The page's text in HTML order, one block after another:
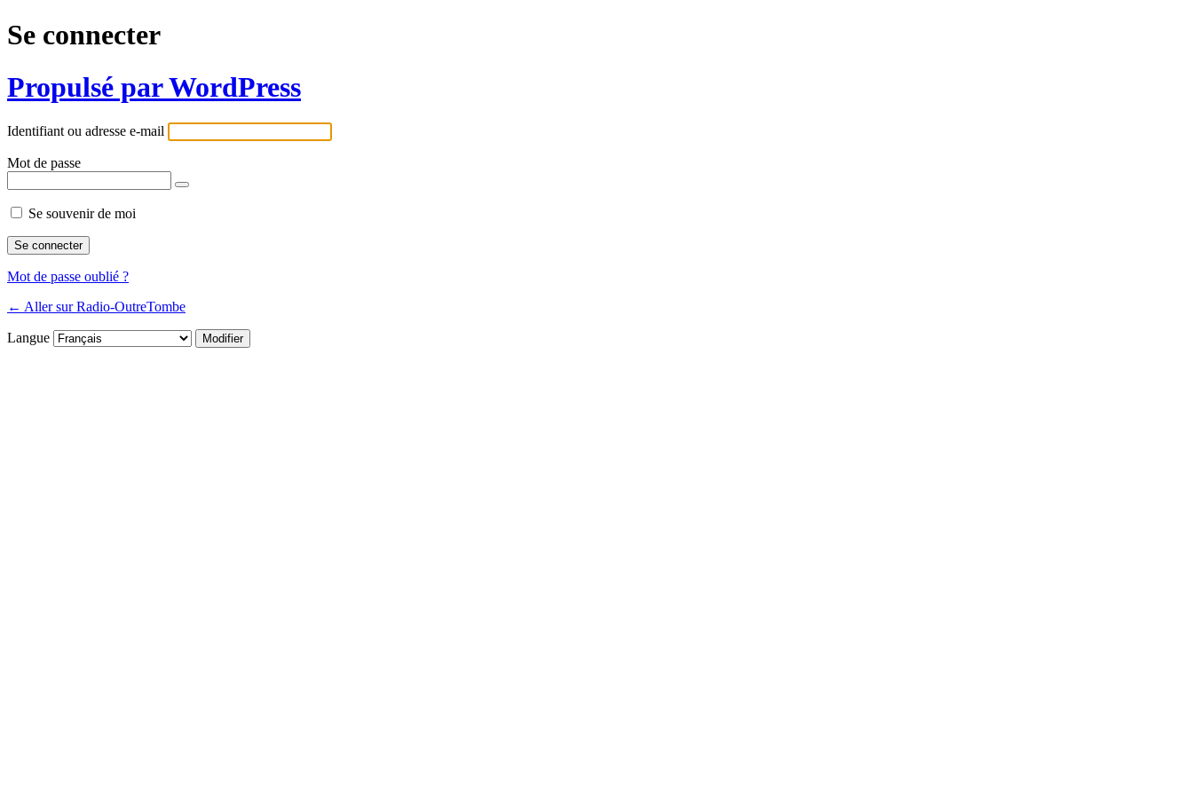
Se connecter
Propulsé par WordPress
Identifiant ou adresse e-mail
Mot de passe
Se souvenir de moi
Mot de passe oublié ?
← Aller sur Radio-OutreTombe
Langue